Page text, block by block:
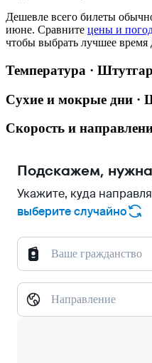
Дешевле всего билеты
июне. Сравните цены и
чтобы выбрать лучшее время
Температура ·
Сухие и мокрые дни ·
Скорость и
Подскажем,
Укажите, куда
выберите случайно
Ваше гражданство
Направление